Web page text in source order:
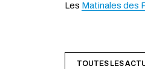
Les Matinales des
TOUTES LES